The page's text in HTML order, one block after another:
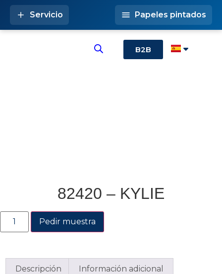
B2B
Servicio Papeles pintados
82420 – KYLIE
Pedir muestra
Descripción Información adicional